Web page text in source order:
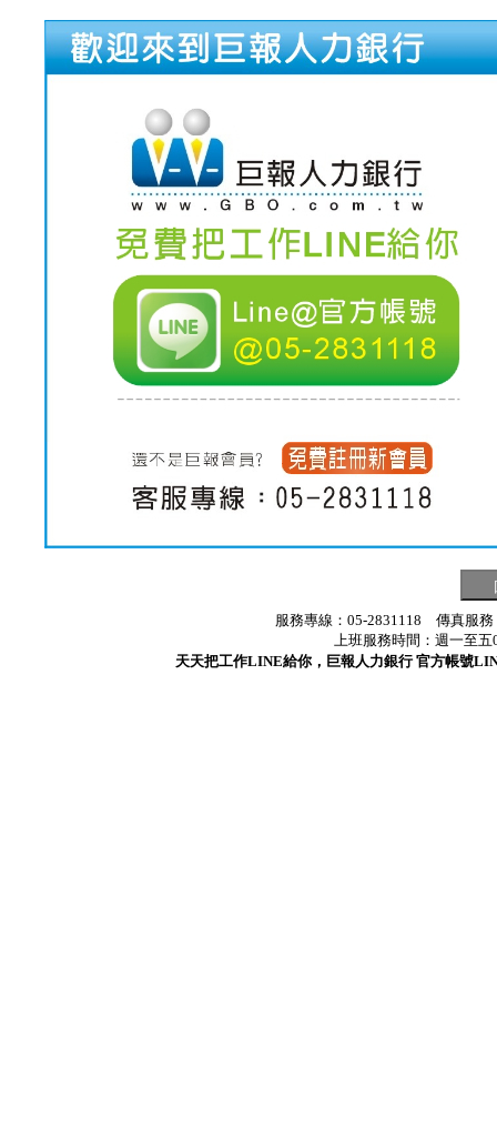
服務專線：05-2831118 傳真服
上班服務時間：週一至
天天把工作LINE給你，巨報人力銀行 官方帳號